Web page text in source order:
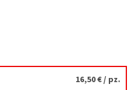
16,50 €/ pz.